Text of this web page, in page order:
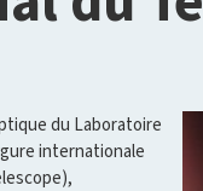
du Laboratoire
internationale